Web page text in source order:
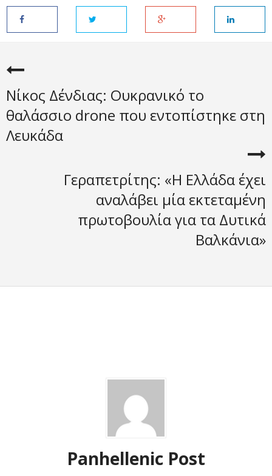
Νίκος Δένδιας: Ουκρανικό το
θαλάσσιο drone που εντοπίστηκε στη
Λευκάδα
Γεραπετρίτης: «Η Ελλάδα έχει
αναλάβει μία εκτεταμένη
πρωτοβουλία για τα Δυτικά
Βαλκάνια»
Panhellenic Post